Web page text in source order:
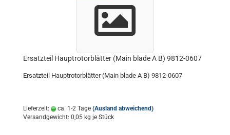
Ersatzteil Hauptrotorblätter (Main blade A B) 9812-0607
Ersatzteil Hauptrotorblätter (Main blade A B) 9812-0607
Lieferzeit: ca. 1-2 Tage (Ausland abweichend)
Versandgewicht: 0,05 kg je Stück